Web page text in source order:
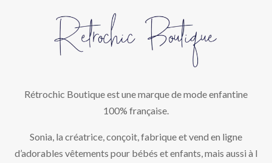
Rétrochic Boutique est une marque de mode enfantine
100% française.
Sonia, la créatrice, conçoit, fabrique et vend en ligne
d’adorables vêtements pour bébés et enfants, mais aussi à l